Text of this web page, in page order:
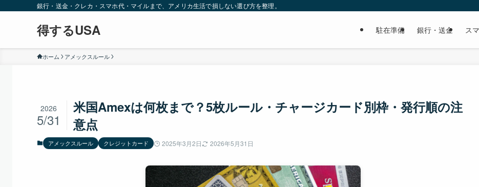
銀行・送金・クレカ・スマホ代・マイルまで、アメリカ生活で損しない選び方を整理。
得するUSA 駐在準備 銀行・送金 ス
ホーム アメックスルール
米国Amexは何枚まで？5枚ルール・チャージカード別枠・発行順の注
意点
2026
5/31
アメックスルール クレジットカード 2025年3月2日 2026年5月31日